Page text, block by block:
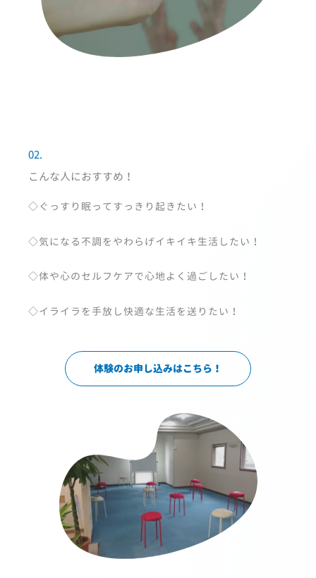
02.
こんな人におすすめ！
◇ぐっすり眠ってすっきり起きたい！
◇気になる不調をやわらげイキイキ生活したい！
◇体や心のセルフケアで心地よく過ごしたい！
◇イライラを手放し快適な生活を送りたい！
体験のお申し込みはこちら！